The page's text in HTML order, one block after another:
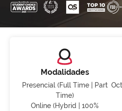
Modalidades
Presencial (Full Time | Part
Time)
Online (Hybrid | 100%